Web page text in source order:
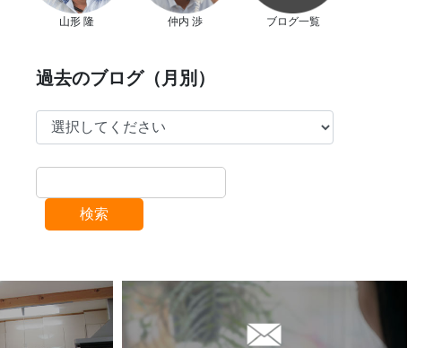
山形 隆 仲内 渉 ブログ一覧
過去のブログ（月別）
検索